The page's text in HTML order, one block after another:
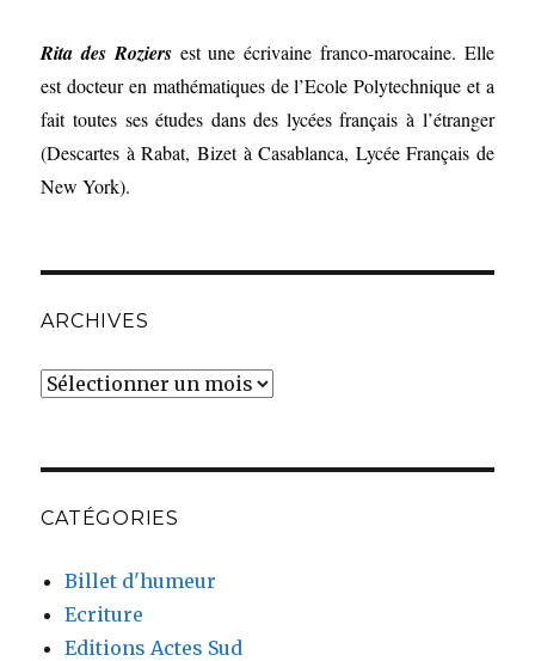
Rita des Roziers est une écrivaine franco-marocaine. Elle
est docteur en mathématiques de l’Ecole Polytechnique et a
fait toutes ses études dans des lycées français à l’étranger
(Descartes à Rabat, Bizet à Casablanca, Lycée Français de
New York).
ARCHIVES
Archives
CATÉGORIES
Billet d'humeur
Ecriture
Editions Actes Sud